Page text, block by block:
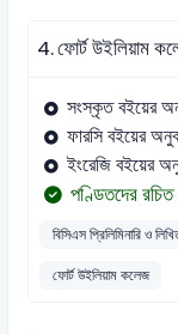
4.ফোর্ট উইলিয়াম
সংস্কৃত বইয়ের
ফারসি বইয়ের
ইংরেজি বইয়ের
পণ্ডিতদের
বিসিএস প্রিলিমিনারি ও
ফোর্ট উইলিয়াম কলেজ